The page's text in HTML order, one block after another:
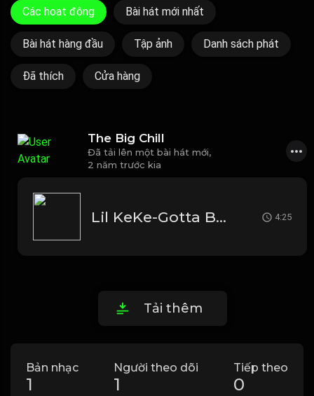
Các hoạt động Bài hát mới nhất
Bài hát hàng đầu Tập ảnh Danh sách phát
Đã thích Cửa hàng
The Big Chill
Đã tải lên một bài hát mới,
2 năm trước kia
Lil KeKe-Gotta Be A G (Instrumental) 4:25
Tải thêm
Bản nhạc
1
Người theo dõi
1
Tiếp theo
0